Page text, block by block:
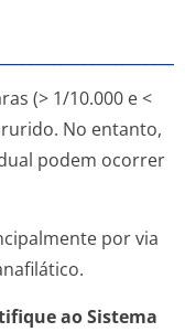
(> 1/10.000 e <
No entanto,
podem ocorrer
por via
ao Sistema